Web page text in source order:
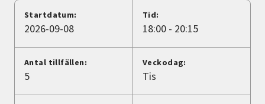
Avdelningar
Lyssna
Startdatum:
2026-09-08
Tid:
18:00 - 20:15
Antal tillfällen:
5
Veckodag:
Tis